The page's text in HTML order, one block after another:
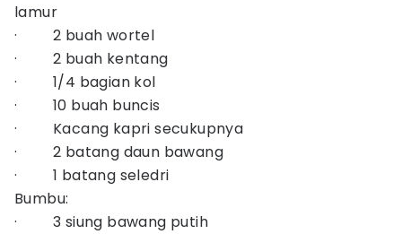
lamur
· 2 buah wortel
· 2 buah kentang
· 1/4 bagian kol
· 10 buah buncis
· Kacang kapri secukupnya
· 2 batang daun bawang
· 1 batang seledri
Bumbu:
· 3 siung bawang putih